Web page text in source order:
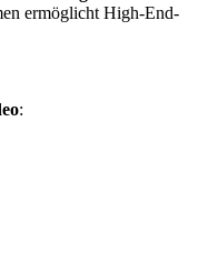
ermöglicht High-End-
: